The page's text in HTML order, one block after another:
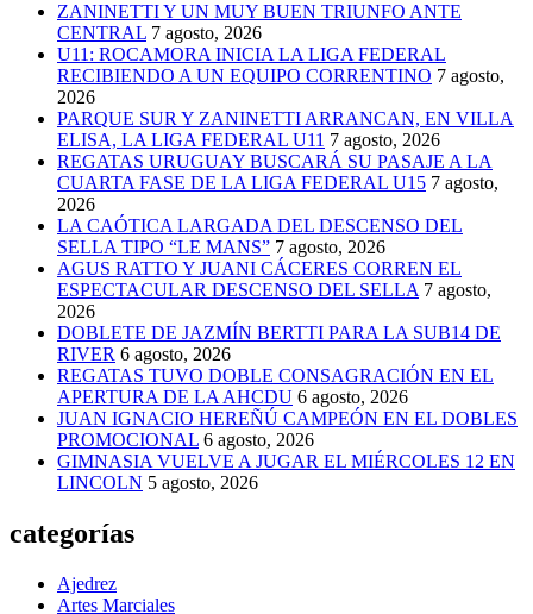
ZANINETTI Y UN MUY BUEN TRIUNFO ANTE
CENTRAL 7 agosto, 2026
U11: ROCAMORA INICIA LA LIGA FEDERAL
RECIBIENDO A UN EQUIPO CORRENTINO 7 agosto,
2026
PARQUE SUR Y ZANINETTI ARRANCAN, EN VILLA
ELISA, LA LIGA FEDERAL U11 7 agosto, 2026
REGATAS URUGUAY BUSCARÁ SU PASAJE A LA
CUARTA FASE DE LA LIGA FEDERAL U15 7 agosto,
2026
LA CAÓTICA LARGADA DEL DESCENSO DEL
SELLA TIPO “LE MANS” 7 agosto, 2026
AGUS RATTO Y JUANI CÁCERES CORREN EL
ESPECTACULAR DESCENSO DEL SELLA 7 agosto,
2026
DOBLETE DE JAZMÍN BERTTI PARA LA SUB14 DE
RIVER 6 agosto, 2026
REGATAS TUVO DOBLE CONSAGRACIÓN EN EL
APERTURA DE LA AHCDU 6 agosto, 2026
JUAN IGNACIO HEREÑÚ CAMPEÓN EN EL DOBLES
PROMOCIONAL 6 agosto, 2026
GIMNASIA VUELVE A JUGAR EL MIÉRCOLES 12 EN
LINCOLN 5 agosto, 2026
categorías
Ajedrez
Artes Marciales